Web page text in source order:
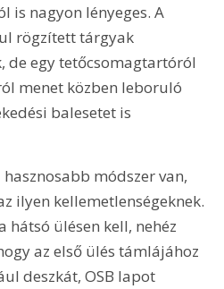
is nagyon lényeges. A
rögzített tárgyak
de egy tetőcsomagtartóról
menet közben leboruló
balesetet is
módszer van,
ilyen kellemetlenségeknek.
hátsó ülésen kell, nehéz
az első ülés támlájához
deszkát, OSB lapot